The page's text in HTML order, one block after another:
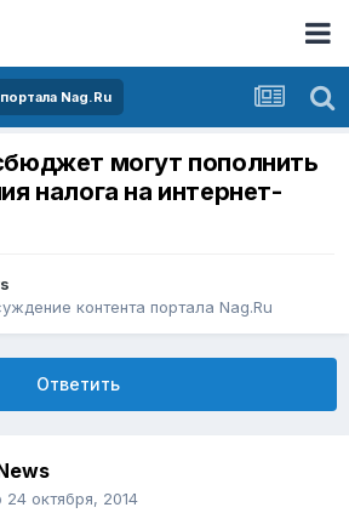
Nag.Ru
могут пополнить
налога на интернет-
контента портала Nag.Ru
Ответить
24 октября, 2014